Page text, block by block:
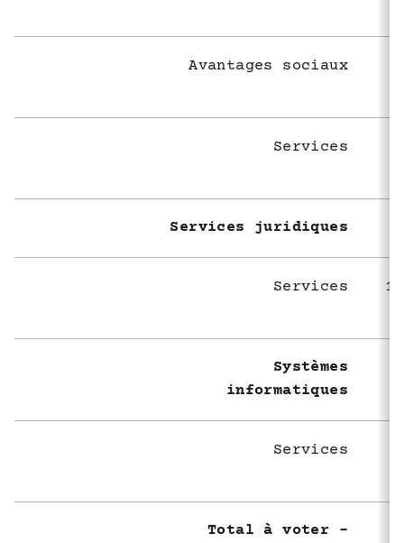
Avantages sociaux
Services
Services juridiques
Services 1
Systèmes
informatiques
Services
Total à voter -